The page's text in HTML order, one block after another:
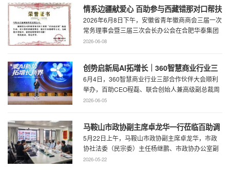
情系边疆献爱心 百助参与西藏错那对口帮扶
行动
2026年6月8日下午，安徽省青年徽商商会三届一次
常务理事会暨三届三次会长办公会在合肥华泰集团
召开。...
2026-06-08
创势启新局AI拓增长｜360智慧商业行业三
部合作伙伴大会圆满召开
6月4日，360智慧商业行业三部合作伙伴大会顺利
举办，百助CEO程磊、联合创始人兼高级副总裁周
慧受邀参会，与360集团副总裁黄剑及行业各合作
2026-06-05
马鞍山市政协副主席卓龙华一行莅临百助调
研指导工作
5月22日上午，马鞍山市政协副主席卓龙华，市政
协社法委（民宗委）主任杨继鹏、市政协办公室副
主任何慧、市政协专委会综合五科副科长 ...
2026-05-22